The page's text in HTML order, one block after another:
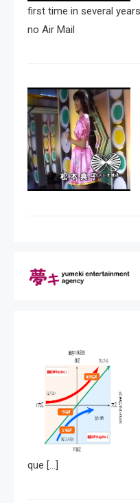
first time in several
no Air Mail
que […]